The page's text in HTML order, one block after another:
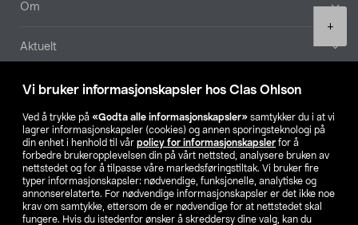
Vi bruker informasjonskapsler hos Clas Ohlson
Ved å trykke på «Godta alle informasjonskapsler» samtykker du i at vi
lagrer informasjonskapsler (cookies) og annen sporingsteknologi på
din enhet i henhold til vår policy for informasjonskapsler for å
forbedre brukeropplevelsen din på vårt nettsted, analysere bruken av
nettstedet og for å tilpasse våre markedsføringstiltak. Vi bruker fire
typer informasjonskapsler: nødvendige, funksjonelle, analytiske og
annonserelaterte. For nødvendige informasjonskapsler er det ikke noe
krav om samtykke, ettersom de er nødvendige for at nettstedet skal
fungere. Hvis du istedenfor ønsker å skreddersy dine valg, kan du
+
Om
Aktuelt
Våre selskaper
Finn din butikk
SE NO FI